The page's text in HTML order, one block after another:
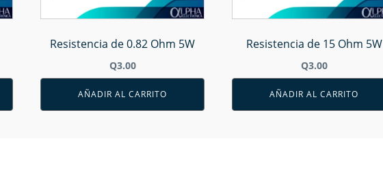
Resistencia de 0.82 Ohm 5W
Q3.00
AÑADIR AL CARRITO
Resistencia de 15 Ohm 5W
Q3.00
AÑADIR AL CARRITO